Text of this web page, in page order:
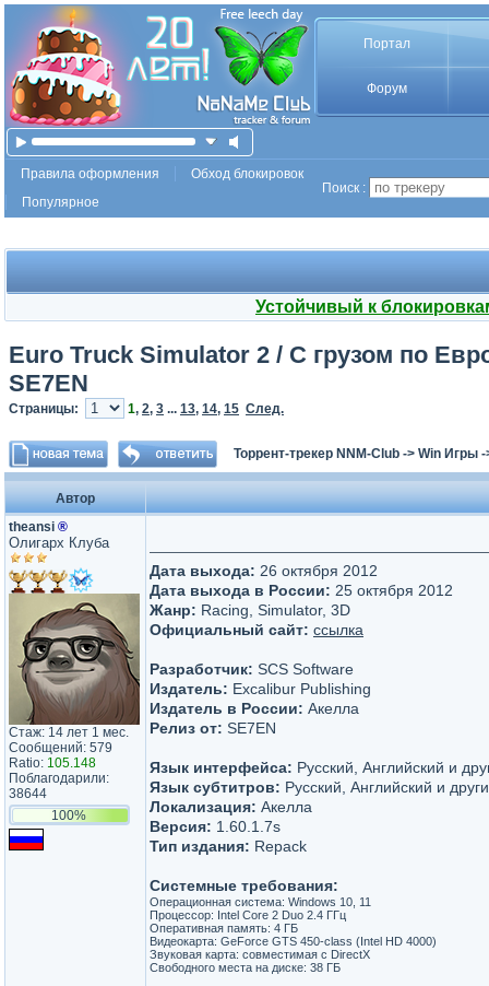
Портал
Форум
Правила оформления
Обход блокировок
Популярное
Поиск :
Устойчивый к
Euro Truck Simulator 2 / С грузом по
SE7EN
Страницы: 1, 2, 3 ... 13, 14, 15 След.
Торрент-трекер NNM-Club -> Win Игры
Автор
theansi ®
Олигарх Клуба
Стаж: 14 лет 1 мес.
Сообщений: 579
Ratio: 105.148
Поблагодарили:
38644
100%
Дата выхода: 26 октября 2012
Дата выхода в России: 25 октября 2012
Жанр: Racing, Simulator, 3D
Официальный сайт: ссылка
Разработчик: SCS Software
Издатель: Excalibur Publishing
Издатель в России: Акелла
Релиз от: SE7EN
Язык интерфейса: Русский, Английский и
Язык субтитров: Русский, Английский и
Локализация: Акелла
Версия: 1.60.1.7s
Тип издания: Repack
Системные требования:
Операционная система: Windows 10, 11
Процессор: Intel Core 2 Duo 2.4 ГГц
Оперативная память: 4 ГБ
Видеокарта: GeForce GTS 450-class (Intel HD 4000)
Звуковая карта: совместимая с DirectX
Свободного места на диске: 38 ГБ